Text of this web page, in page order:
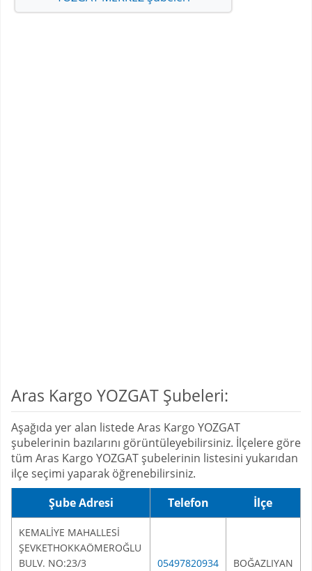
Aras Kargo YOZGAT Şubeleri:
Aşağıda yer alan listede Aras Kargo YOZGAT
şubelerinin bazılarını görüntüleyebilirsiniz. İlçelere göre
tüm Aras Kargo YOZGAT şubelerinin listesini yukarıdan
ilçe seçimi yaparak öğrenebilirsiniz.
Şube Adresi
Telefon İlçe
KEMALİYE MAHALLESİ
ŞEVKETHOKKAÖMEROĞLU
BULV. NO:23/3
05497820934 BOĞAZLIYAN